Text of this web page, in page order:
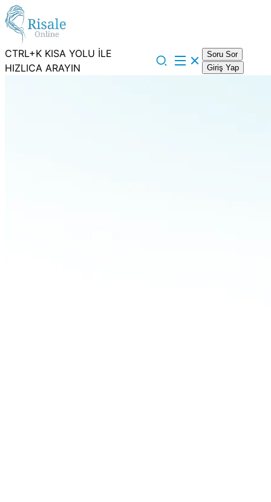
CTRL+K KISA YOLU İLE
HIZLICA ARAYIN
Soru Sor
Giriş Yap